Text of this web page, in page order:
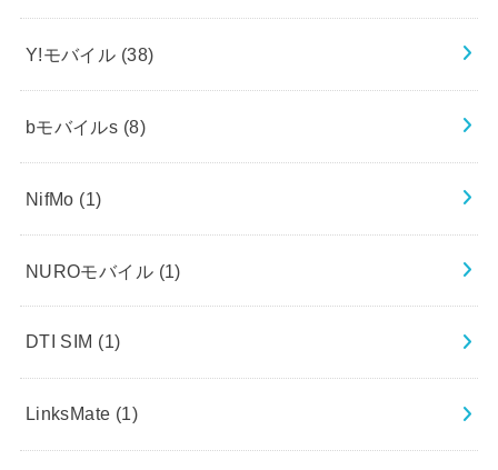
Y!モバイル (38)
bモバイルs (8)
NifMo (1)
NUROモバイル (1)
DTI SIM (1)
LinksMate (1)